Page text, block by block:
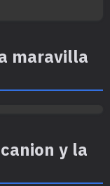
maravilla
y la